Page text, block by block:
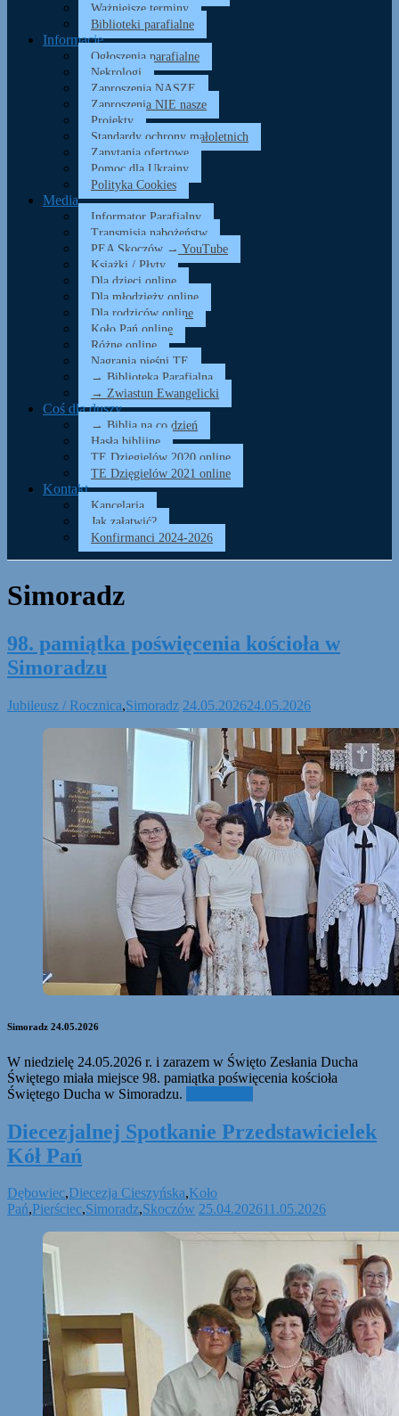
Ważniejsze terminy
Biblioteki parafialne
Informacje
Ogłoszenia parafialne
Nekrologi
Zaproszenia NASZE
Zaproszenia NIE nasze
Projekty
Standardy ochrony małoletnich
Zapytania ofertowe
Pomoc dla Ukrainy
Polityka Cookies
Media
Informator Parafialny
Transmisja nabożeństw
PEA Skoczów → YouTube
Książki / Płyty
Dla dzieci online
Dla młodzieży online
Dla rodziców online
Koło Pań online
Różne online
Nagrania pieśni TE
→ Biblioteka Parafialna
→ Zwiastun Ewangelicki
Coś dla duszy…
→ Biblia na co dzień
Hasła biblijne
TE Dzięgielów 2020 online
TE Dzięgielów 2021 online
Kontakt
Kancelaria
Jak załatwić?
Konfirmanci 2024-2026
Simoradz
98. pamiątka poświęcenia kościoła w
Simoradzu
Jubileusz / Rocznica,Simoradz 24.05.202624.05.2026
Simoradz 24.05.2026
W niedzielę 24.05.2026 r. i zarazem w Święto Zesłania Ducha
Świętego miała miejsce 98. pamiątka poświęcenia kościoła
Świętego Ducha w Simoradzu.
Diecezjalnej Spotkanie Przedstawicielek
Kół Pań
Dębowiec,Diecezja Cieszyńska,Koło
Pań,Pierściec,Simoradz,Skoczów 25.04.202611.05.2026